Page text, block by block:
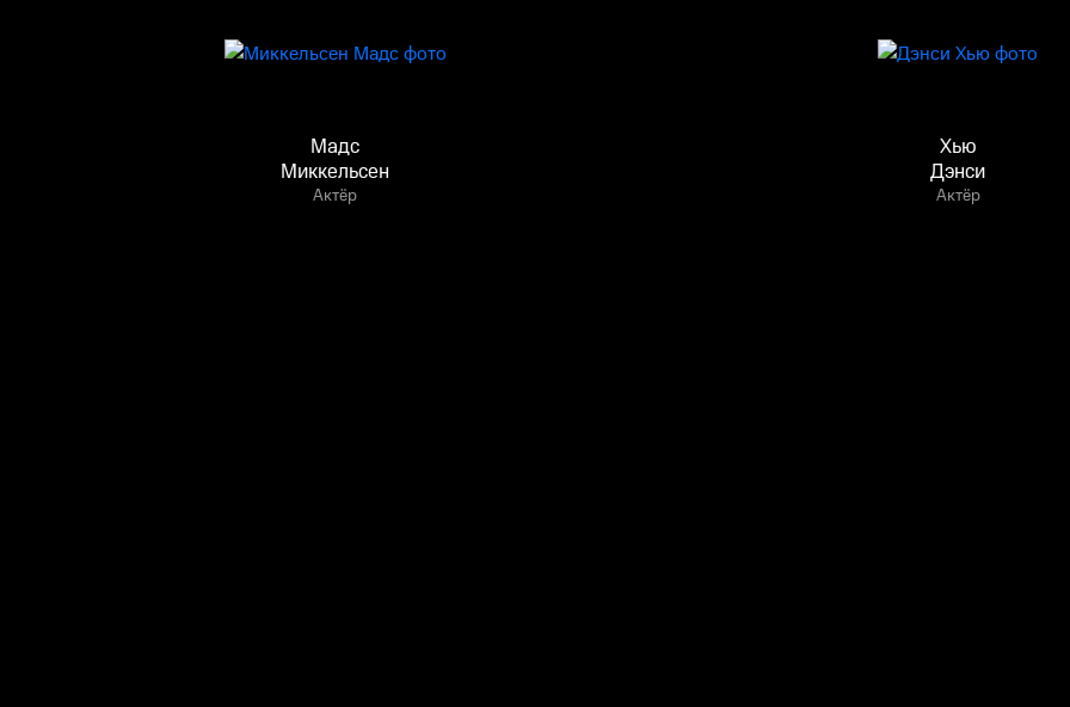
Мадс
Миккельсен
Актёр
Хью
Дэнси
Актёр